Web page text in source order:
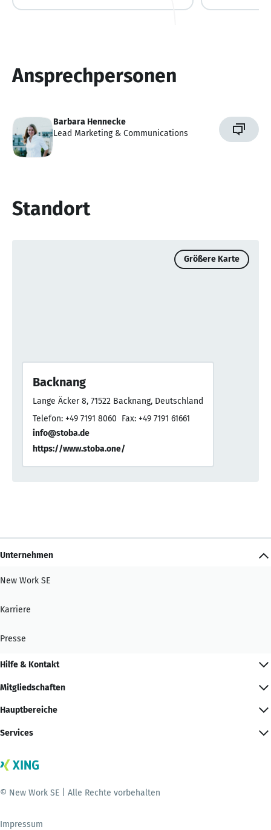
Ansprechpersonen
Barbara Hennecke
Lead Marketing & Communications
Standort
Größere Karte
Backnang
Lange Äcker 8, 71522 Backnang, Deutschland
Telefon: +49 7191 8060 Fax: +49 7191 61661
info@stoba.de
https://www.stoba.one/
Unternehmen
New Work SE
Karriere
Presse
Hilfe & Kontakt
Mitgliedschaften
Hauptbereiche
Services
© New Work SE | Alle Rechte vorbehalten
Impressum